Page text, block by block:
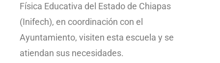
Física Educativa del Estado de Chiapas
(Inifech), en coordinación con el
Ayuntamiento, visiten esta escuela y se
atiendan sus necesidades.